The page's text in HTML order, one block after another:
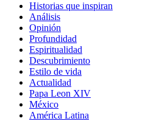
Historias que inspiran
Análisis
Opinión
Profundidad
Espiritualidad
Descubrimiento
Estilo de vida
Actualidad
Papa Leon XIV
México
América Latina